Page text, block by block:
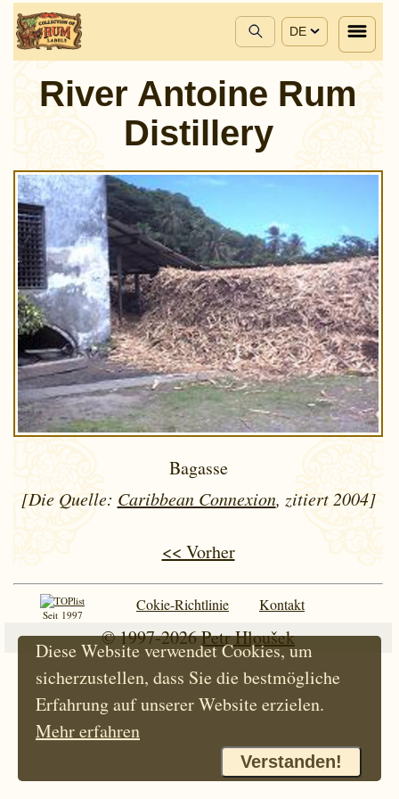
DE
River Antoine Rum
Distillery
Bagasse
[Die Quelle: Caribbean Connexion, zitiert 2004]
<< Vorher
Seit 1997
Cokie-Richtlinie Kontakt
© 1997-2026Petr Hloušek
Diese Website verwendet Cookies, um
sicherzustellen, dass Sie die bestmögliche
Erfahrung auf unserer Website erzielen.
Mehr erfahren
Verstanden!